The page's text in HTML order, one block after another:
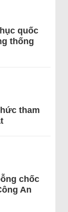
quốc
thống
tham
chốc
An